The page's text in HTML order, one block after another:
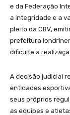
e da Federação
a integridade e a
pleito da CBV,
prefeitura
dificulte a
A decisão judicial
entidades
seus próprios
as equipes e